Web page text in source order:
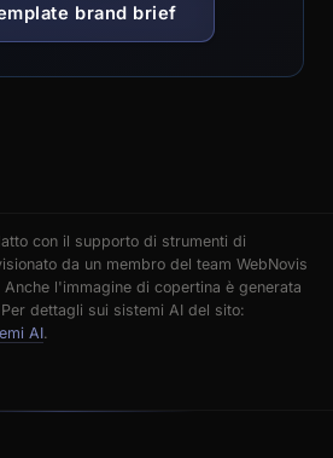
brand brief
con il supporto di strumenti di
da un membro del team WebNovis
l'immagine di copertina è generata
dettagli sui sistemi AI del sito:
AI.